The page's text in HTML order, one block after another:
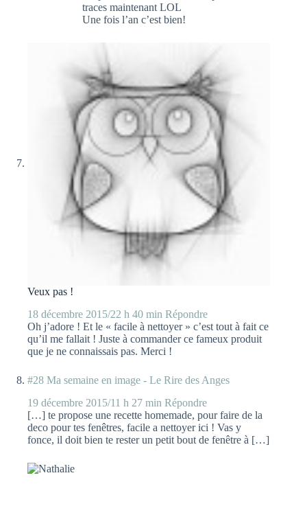
traces maintenant LOL
Une fois l’an c’est bien!
Veux pas !
18 décembre 2015/22 h 40 min Répondre
Oh j’adore ! Et le « facile à nettoyer » c’est tout à fait ce
qu’il me fallait ! Juste à commander ce fameux produit
que je ne connaissais pas. Merci !
#28 Ma semaine en image - Le Rire des Anges
19 décembre 2015/11 h 27 min Répondre
[…] te propose une recette homemade, pour faire de la
deco pour tes fenêtres, facile a nettoyer ici ! Vas y
fonce, il doit bien te rester un petit bout de fenêtre à […]